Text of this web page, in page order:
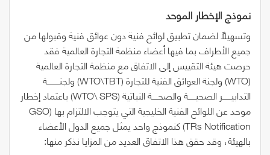
نموذج‭ ‬الإخطار‭ ‬الموحد
وتسهيلاً لضمان تطبيق لوائح فنية دون عوائق فنية وقبولها من
جميع الأطراف بما فيها أعضاء منظمة التجارة العالمية فقد
حرصت هيئة التقييس إلى الاتفاق مع منظمة التجارة العالمية
(WTO)
ولجنة العوائق الفنية للتجارة(WTO\TBT)
ولجنــــــــــة
التدابيـــــــر الصحيــــــة والصحـــــة النباتية(WTO\ SPS)
باعتماد إخطار
موحد عن اللوائح الفنية الخليجية التي يتوجب الالتزام بها(GSO
TRs Notification) كنموذج واحد يمثل جميع الدول الأعضاء
بالهيئة، وقد حقق هذا الاتفاق العديد من المزايا نذكر منها: